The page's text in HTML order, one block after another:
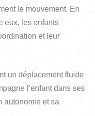
le mouvement. En
eux, les enfants
et leur
un déplacement fluide
l’enfant dans ses
autonomie et sa